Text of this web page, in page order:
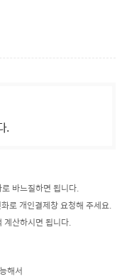
.
바느질하면 됩니다.
로 개인결제창 요청해 주세요.
계산하시면 됩니다.
해서